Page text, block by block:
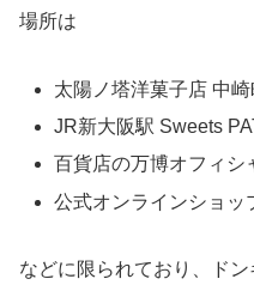
場所は
太陽ノ塔洋菓子店 中
JR新大阪駅 Sweets
百貨店の万博オフィシ
公式オンラインショッ
などに限られており、ド